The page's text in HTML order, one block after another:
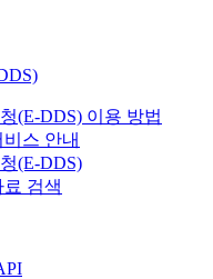
(E-DDS) 이용 방법
스 안내
(E-DDS)
검색